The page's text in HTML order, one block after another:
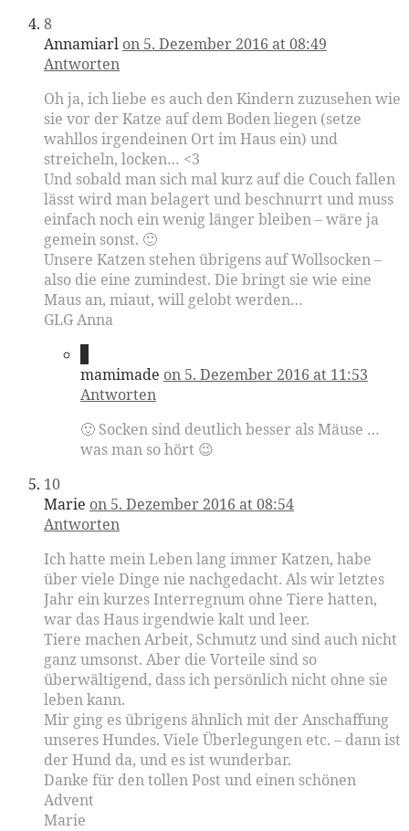
8
Annamiarl on 5. Dezember 2016 at 08:49
Antworten
Oh ja, ich liebe es auch den Kindern zuzusehen wie
sie vor der Katze auf dem Boden liegen (setze
wahllos irgendeinen Ort im Haus ein) und
streicheln, locken… <3
Und sobald man sich mal kurz auf die Couch fallen
lässt wird man belagert und beschnurrt und muss
einfach noch ein wenig länger bleiben – wäre ja
gemein sonst. 🙂
Unsere Katzen stehen übrigens auf Wollsocken –
also die eine zumindest. Die bringt sie wie eine
Maus an, miaut, will gelobt werden…
GLG Anna
mamimade on 5. Dezember 2016 at 11:53
Antworten
🙂 Socken sind deutlich besser als Mäuse …
was man so hört 😉
10
Marie on 5. Dezember 2016 at 08:54
Antworten
Ich hatte mein Leben lang immer Katzen, habe
über viele Dinge nie nachgedacht. Als wir letztes
Jahr ein kurzes Interregnum ohne Tiere hatten,
war das Haus irgendwie kalt und leer.
Tiere machen Arbeit, Schmutz und sind auch nicht
ganz umsonst. Aber die Vorteile sind so
überwältigend, dass ich persönlich nicht ohne sie
leben kann.
Mir ging es übrigens ähnlich mit der Anschaffung
unseres Hundes. Viele Überlegungen etc. – dann ist
der Hund da, und es ist wunderbar.
Danke für den tollen Post und einen schönen
Advent
Marie